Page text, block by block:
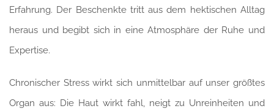
Erfahrung. Der Beschenkte tritt aus dem hektischen Alltag
heraus und begibt sich in eine Atmosphäre der Ruhe und
Expertise.
Chronischer Stress wirkt sich unmittelbar auf unser größtes
Organ aus: Die Haut wirkt fahl, neigt zu Unreinheiten und